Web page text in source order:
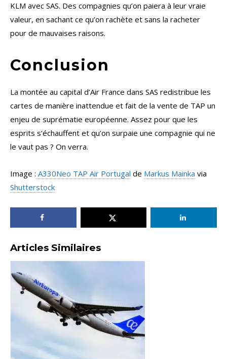
KLM avec SAS. Des compagnies qu’on paiera à leur vraie
valeur, en sachant ce qu’on rachète et sans la racheter
pour de mauvaises raisons.
Conclusion
La montée au capital d’Air France dans SAS redistribue les
cartes de manière inattendue et fait de la vente de TAP un
enjeu de suprématie européenne. Assez pour que les
esprits s’échauffent et qu’on surpaie une compagnie qui ne
le vaut pas ? On verra.
Image : A330Neo TAP Air Portugal de Markus Mainka via
Shutterstock
Articles Similaires